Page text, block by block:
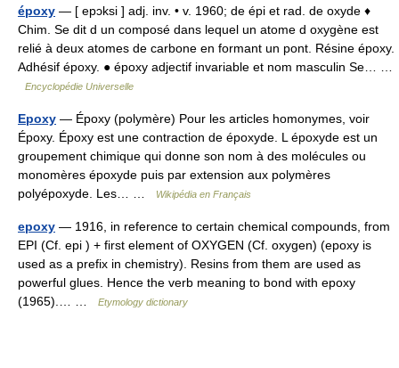
époxy — [ epɔksi ] adj. inv. • v. 1960; de épi et rad. de oxyde ♦
Chim. Se dit d un composé dans lequel un atome d oxygène est
relié à deux atomes de carbone en formant un pont. Résine époxy.
Adhésif époxy. ● époxy adjectif invariable et nom masculin Se… …
Encyclopédie Universelle
Epoxy — Époxy (polymère) Pour les articles homonymes, voir
Époxy. Époxy est une contraction de époxyde. L époxyde est un
groupement chimique qui donne son nom à des molécules ou
monomères époxyde puis par extension aux polymères
polyépoxyde. Les… …
Wikipédia en Français
epoxy — 1916, in reference to certain chemical compounds, from
EPI (Cf. epi ) + first element of OXYGEN (Cf. oxygen) (epoxy is
used as a prefix in chemistry). Resins from them are used as
powerful glues. Hence the verb meaning to bond with epoxy
(1965).… …
Etymology dictionary